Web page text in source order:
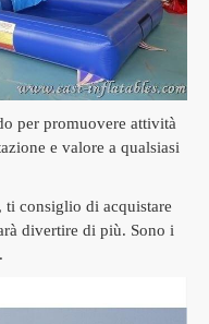
per promuovere attività
e valore a qualsiasi
ti consiglio di acquistare
divertire di più. Sono i